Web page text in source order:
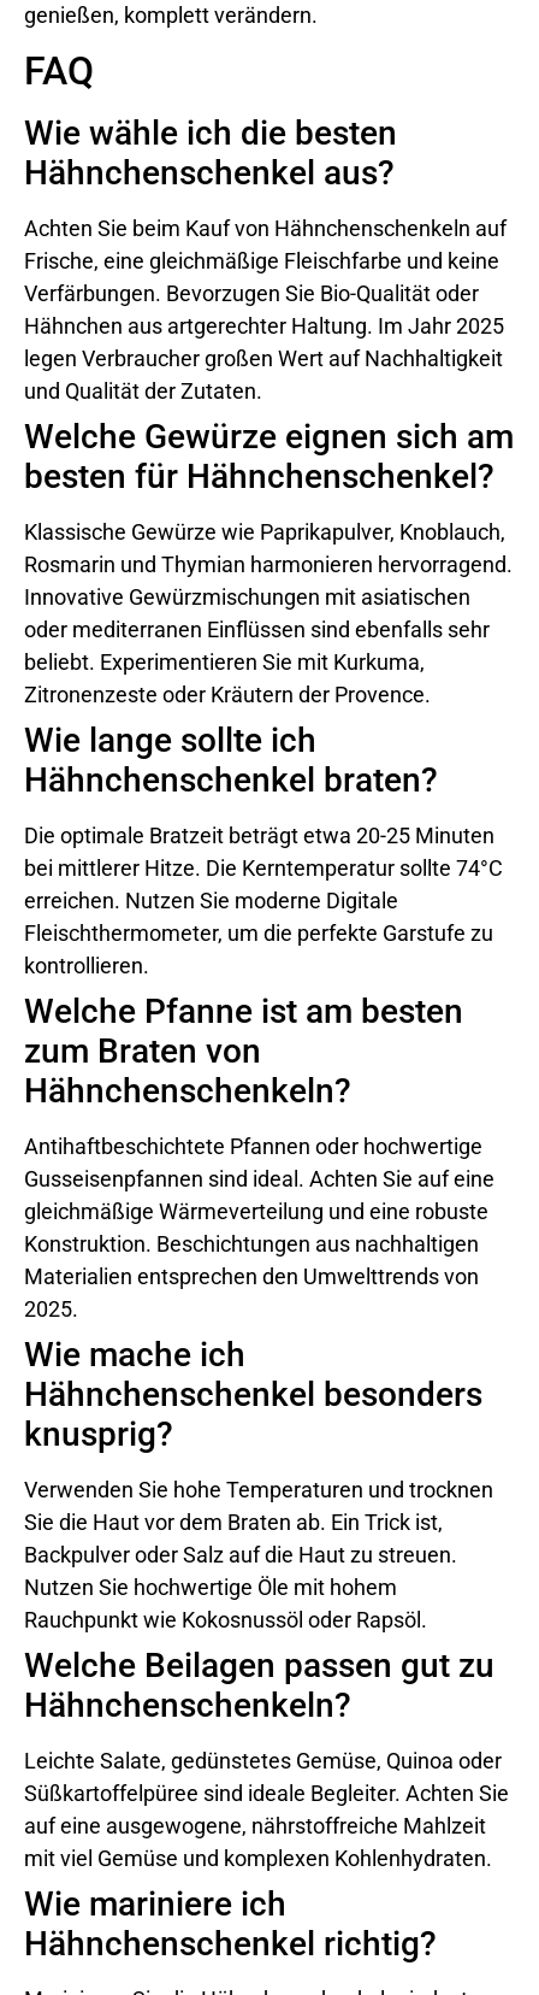
genießen, komplett verändern.
FAQ
Wie wähle ich die besten
Hähnchenschenkel aus?
Achten Sie beim Kauf von Hähnchenschenkeln auf
Frische, eine gleichmäßige Fleischfarbe und keine
Verfärbungen. Bevorzugen Sie Bio-Qualität oder
Hähnchen aus artgerechter Haltung. Im Jahr 2025
legen Verbraucher großen Wert auf Nachhaltigkeit
und Qualität der Zutaten.
Welche Gewürze eignen sich am
besten für Hähnchenschenkel?
Klassische Gewürze wie Paprikapulver, Knoblauch,
Rosmarin und Thymian harmonieren hervorragend.
Innovative Gewürzmischungen mit asiatischen
oder mediterranen Einflüssen sind ebenfalls sehr
beliebt. Experimentieren Sie mit Kurkuma,
Zitronenzeste oder Kräutern der Provence.
Wie lange sollte ich
Hähnchenschenkel braten?
Die optimale Bratzeit beträgt etwa 20-25 Minuten
bei mittlerer Hitze. Die Kerntemperatur sollte 74°C
erreichen. Nutzen Sie moderne Digitale
Fleischthermometer, um die perfekte Garstufe zu
kontrollieren.
Welche Pfanne ist am besten
zum Braten von
Hähnchenschenkeln?
Antihaftbeschichtete Pfannen oder hochwertige
Gusseisenpfannen sind ideal. Achten Sie auf eine
gleichmäßige Wärmeverteilung und eine robuste
Konstruktion. Beschichtungen aus nachhaltigen
Materialien entsprechen den Umwelttrends von
2025.
Wie mache ich
Hähnchenschenkel besonders
knusprig?
Verwenden Sie hohe Temperaturen und trocknen
Sie die Haut vor dem Braten ab. Ein Trick ist,
Backpulver oder Salz auf die Haut zu streuen.
Nutzen Sie hochwertige Öle mit hohem
Rauchpunkt wie Kokosnussöl oder Rapsöl.
Welche Beilagen passen gut zu
Hähnchenschenkeln?
Leichte Salate, gedünstetes Gemüse, Quinoa oder
Süßkartoffelpüree sind ideale Begleiter. Achten Sie
auf eine ausgewogene, nährstoffreiche Mahlzeit
mit viel Gemüse und komplexen Kohlenhydraten.
Wie mariniere ich
Hähnchenschenkel richtig?